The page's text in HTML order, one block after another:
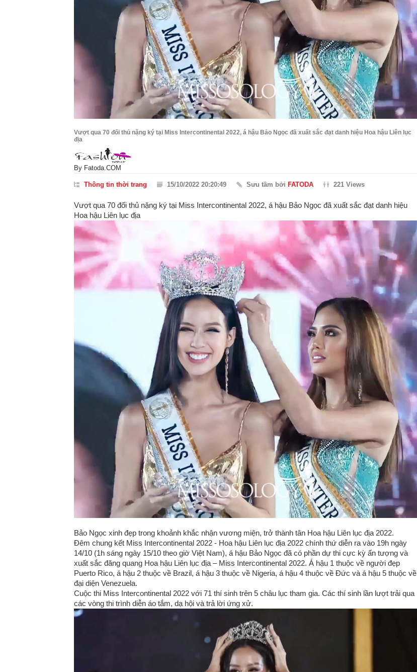
Vượt qua 70 đối thủ nặng ký tại Miss Intercontinental 2022, á hậu Bảo Ngọc đã xuất sắc đạt danh hiệu Hoa hậu Liên lục
địa
By Fatoda.COM
Thông tin thời trang 15/10/2022 20:20:49 Sưu tầm bởi FATODA 221 Views
Vượt qua 70 đối thủ nặng ký tại Miss Intercontinental 2022, á hậu Bảo Ngọc đã xuất sắc đạt danh hiệu
Hoa hậu Liên lục địa
Bảo Ngọc xinh đẹp trong khoảnh khắc nhận vương miện, trở thành tân Hoa hậu Liên lục địa 2022.
Đêm chung kết Miss Intercontinental 2022 - Hoa hậu Liên lục địa 2022 chính thứ diễn ra vào 19h ngày
14/10 (1h sáng ngày 15/10 theo giờ Việt Nam), á hậu Bảo Ngọc đã có phần dự thi cực kỳ ấn tượng và
xuất sắc đăng quang Hoa hậu Liên lục địa – Miss Intercontinental 2022. Á hậu 1 thuộc về người đẹp
Puerto Rico, á hậu 2 thuộc về Brazil, á hậu 3 thuộc về Nigeria, á hậu 4 thuộc về Đức và á hậu 5 thuộc về
đại diện Venezuela.
Cuộc thi Miss Intercontinental 2022 với 71 thí sinh trên 5 châu lục tham gia. Các thí sinh lần lượt trải qua
các vòng thi trình diễn áo tắm, dạ hội và trả lời ứng xử.